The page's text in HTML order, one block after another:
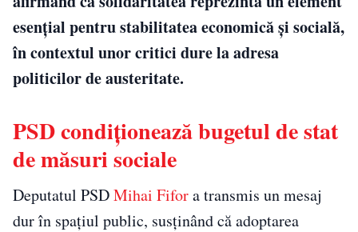
esențial pentru stabilitatea economică și socială,
în contextul unor critici dure la adresa
politicilor de austeritate.
PSD condiționează bugetul de stat
de măsuri sociale
Deputatul PSDMihai Fifora transmis un mesaj
dur în spațiul public, susținând că adoptarea